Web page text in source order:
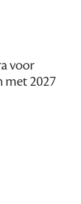
voor
met 2027